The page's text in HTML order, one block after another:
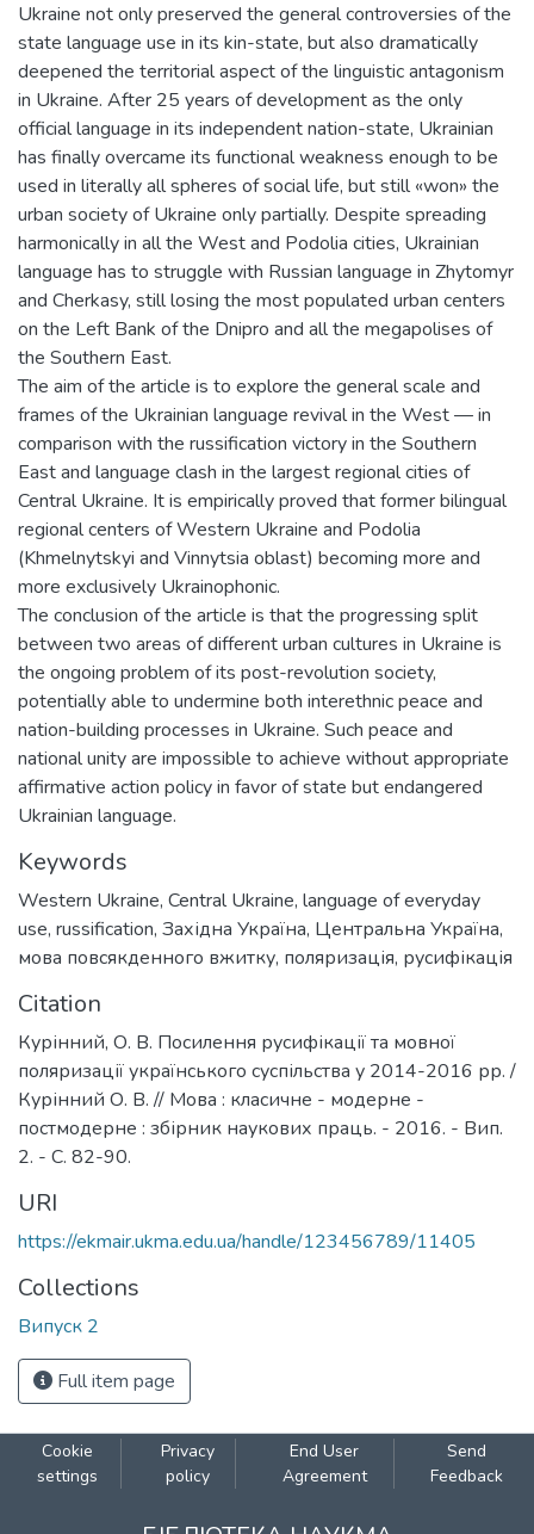
Ukraine not only preserved the general controversies of the
state language use in its kin-state, but also dramatically
deepened the territorial aspect of the linguistic antagonism
in Ukraine. After 25 years of development as the only
official language in its independent nation-state, Ukrainian
has finally overcame its functional weakness enough to be
used in literally all spheres of social life, but still «won» the
urban society of Ukraine only partially. Despite spreading
harmonically in all the West and Podolia cities, Ukrainian
language has to struggle with Russian language in Zhytomyr
and Cherkasy, still losing the most populated urban centers
on the Left Bank of the Dnipro and all the megapolises of
the Southern East.
The aim of the article is to explore the general scale and
frames of the Ukrainian language revival in the West — in
comparison with the russification victory in the Southern
East and language clash in the largest regional cities of
Central Ukraine. It is empirically proved that former bilingual
regional centers of Western Ukraine and Podolia
(Khmelnytskyi and Vinnytsia oblast) becoming more and
more exclusively Ukrainophonic.
The conclusion of the article is that the progressing split
between two areas of different urban cultures in Ukraine is
the ongoing problem of its post-revolution society,
potentially able to undermine both interethnic peace and
nation-building processes in Ukraine. Such peace and
national unity are impossible to achieve without appropriate
affirmative action policy in favor of state but endangered
Ukrainian language.
Keywords
Western Ukraine, Central Ukraine, language of everyday
use, russification, Західна Україна, Центральна Україна,
мова повсякденного вжитку, поляризація, русифікація
Citation
Курінний, О. В. Посилення русифікації та мовної
поляризації українського суспільства у 2014-2016 рр. /
Курінний О. В. // Мова : класичне - модерне -
постмодерне : збірник наукових праць. - 2016. - Вип.
2. - С. 82-90.
URI
https://ekmair.ukma.edu.ua/handle/123456789/11405
Collections
Випуск 2
Full item page
Cookie
settings
Privacy
policy
End User
Agreement
Send
Feedback